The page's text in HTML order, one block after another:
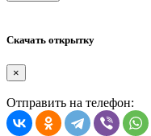
Скачать открытку
×
Отправить на телефон: